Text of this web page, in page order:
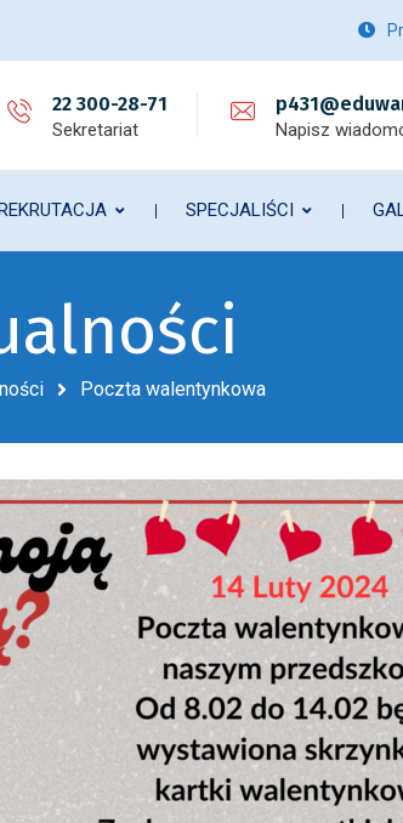
22 300-28-71
Sekretariat Napisz
SPECJALIŚCI
Poczta walentynkowa